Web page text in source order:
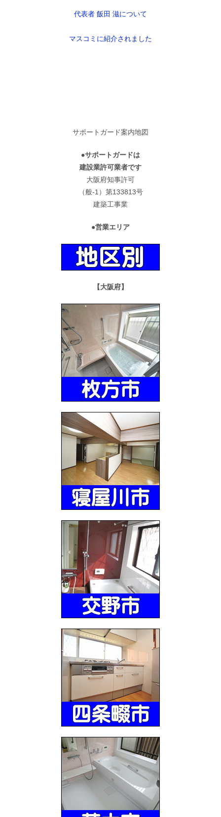
代表者 飯田 滋について
マスコミに紹介されました
サポートガード案内地図
●サポートガードは
建設業許可業者です
大阪府知事許可
（般-1）第133813号
建築工事業
●営業エリア
【大阪府】